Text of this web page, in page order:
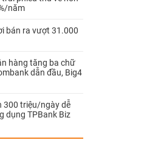
năm
bán ra vượt 31.000
hàng tăng ba chữ
dẫn đầu, Big4
300 triệu/ngày dễ
dụng TPBank Biz